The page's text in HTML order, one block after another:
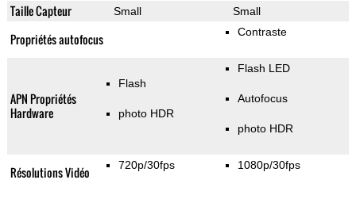
Taille Capteur Small Small
Propriétés autofocus Contraste
APN Propriétés
Hardware
Flash
photo HDR
Flash LED
Autofocus
photo HDR
Résolutions Vidéo 720p/30fps 1080p/30fps